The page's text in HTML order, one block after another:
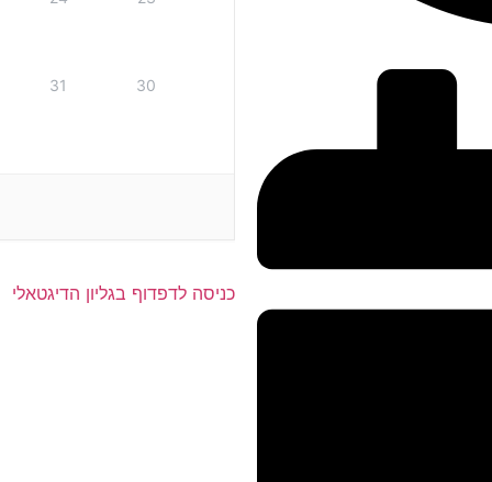
30
31
כניסה לדפדוף בגליון הדיגטאלי